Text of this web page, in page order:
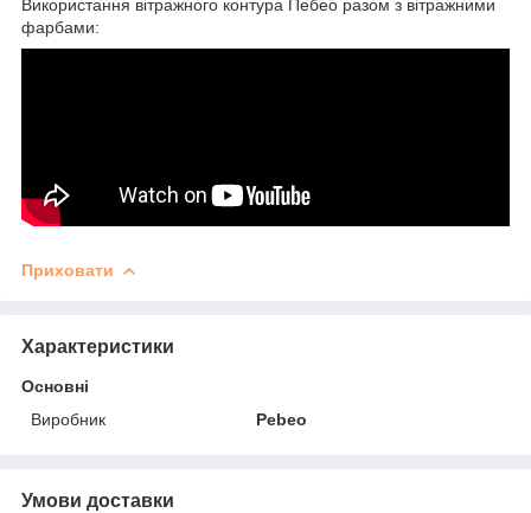
Використання вітражного контура Пебео разом з вітражними
фарбами:
Приховати
Характеристики
Основні
Виробник
Pebeo
Умови доставки